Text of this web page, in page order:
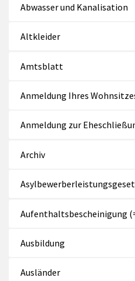
Abwasser und Kanalisation
Altkleider
Amtsblatt
Anmeldung Ihres
Anmeldung zur
Archiv
Aufenthaltsbescheinigung
Ausbildung
Ausländer